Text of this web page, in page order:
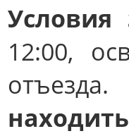
Условия
12:00,
отъезда.